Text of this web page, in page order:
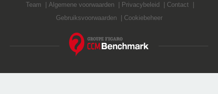
Team Algemene voorwaarden Privacybeleid
Contact
Gebruiksvoorwaarden
Cookiebeheer